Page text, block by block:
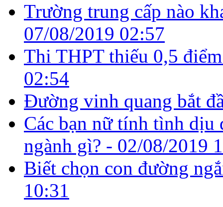
Trường trung cấp nào
07/08/2019 02:57
Thi THPT thiếu 0,5
02:54
Đường vinh quang bắt
Các bạn nữ tính tình dịu
ngành gì? - 02/08/2019
Biết chọn con đường
10:31